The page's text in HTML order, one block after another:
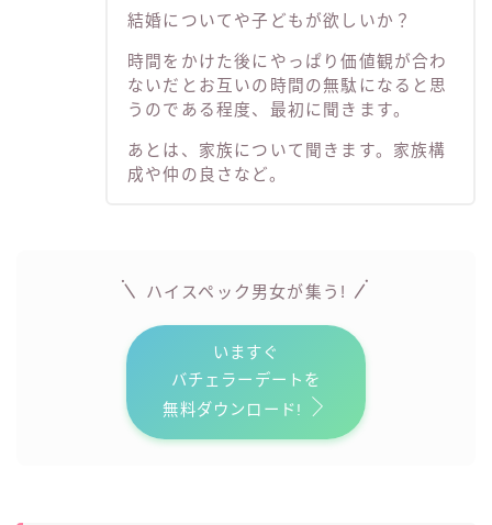
結婚についてや子どもが欲しいか？
時間をかけた後にやっぱり価値観が合わ
ないだとお互いの時間の無駄になると思
うのである程度、最初に聞きます。
あとは、家族について聞きます。家族構
成や仲の良さなど。
ハイスペック男女が集う!
いますぐ
バチェラーデートを
無料ダウンロード!